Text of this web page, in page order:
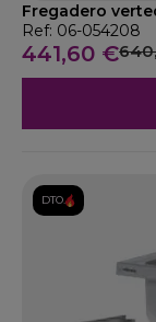
Fregadero
Ref: 06-054208
441,60 €
DTO.